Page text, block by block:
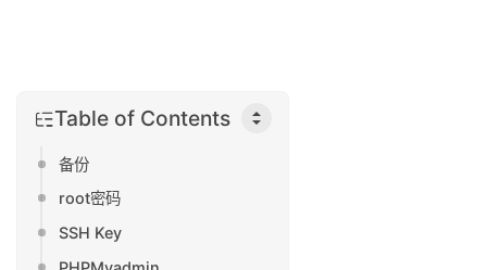
Table of Contents
备份
root密码
SSH Key